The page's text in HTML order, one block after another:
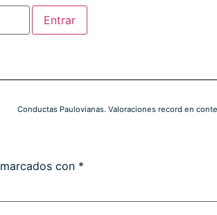
Conductas Paulovianas. Valoraciones record en
con *